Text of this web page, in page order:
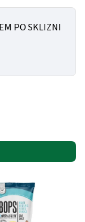
PO SKLIZNI